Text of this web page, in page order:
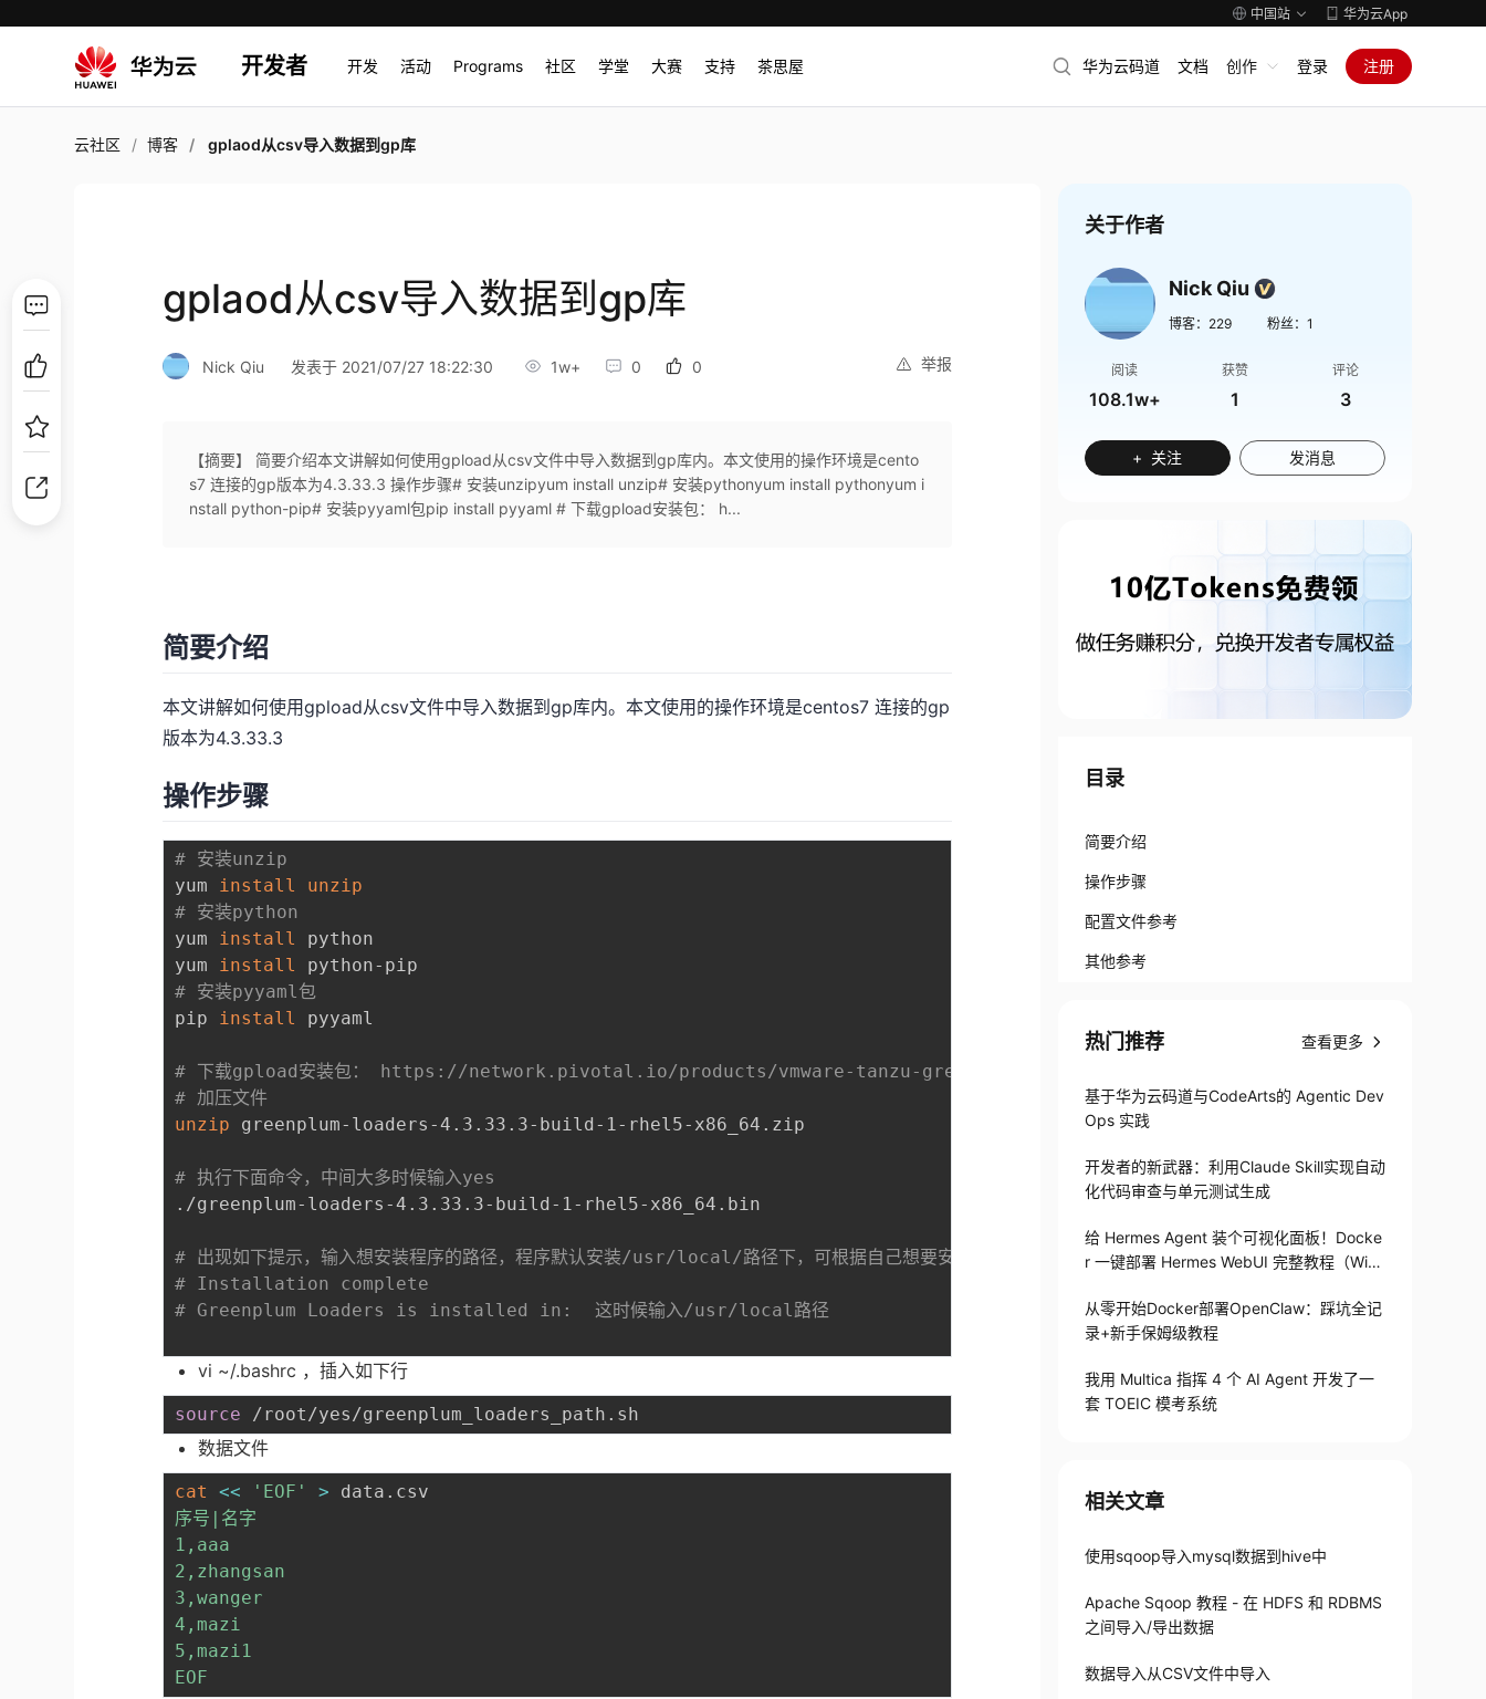
中国站 华为云App
开发者 开发 活动 Programs 社区 学堂 大赛 支持 茶思屋 华为云码道 文档 创作 登录 注册
云社区 博客 gplaod从csv导入数据到gp库
gplaod从csv导入数据到gp库
举报
Nick Qiu 发表于 2021/07/27 18:22:30 1w+ 0 0
【摘要】 简要介绍本文讲解如何使用gpload从csv文件中导入数据到gp库内。本文使用的操作环境是cento
s7 连接的gp版本为4.3.33.3 操作步骤# 安装unzipyum install unzip# 安装pythonyum install pythonyum i
nstall python-pip# 安装pyyaml包pip install pyyaml # 下载gpload安装包： h...
简要介绍
本文讲解如何使用gpload从csv文件中导入数据到gp库内。本文使用的操作环境是centos7 连接的gp
版本为4.3.33.3
操作步骤
# 安装unzip
yum install
unzip
# 安装python
yum install
python
yum install
# 安装pyyaml包
pip install pyyaml
# 下载gpload安装包： https://network.pivotal.io/products/vmware-tanzu-greenplum#/releases/455366 ,其中 centos 下载
# 加压文件
unzip greenplum-loaders-4.3.33.3-build-1-rhel5-x86_64.zip
# 执行下面命令，中间大多时候输入yes
./greenplum-loaders-4.3.33.3-build-1-rhel5-x86_64.bin
# 出现如下提示，输入想安装程序的路径，程序默认安装/usr/local/路径下，可根据自己想要安装的路径进行指定；
# Installation complete
# Greenplum Loaders is installed in:  这时候输入/usr/local路径
vi ~/.bashrc ，插入如下行
source
数据文件
cat << 'EOF' > data.csv
序号|名字
1,aaa
2,zhangsan
3,wanger
4,mazi
5,mazi1
EOF
关于作者
Nick Qiu
博客： 229 粉丝： 1
阅读
108.1w+
获赞
1
评论
3
+ 关注 发消息
目录
简要介绍
操作步骤
配置文件参考
其他参考
热门推荐 查看更多
基于华为云码道与CodeArts的 Agentic Dev
Ops 实践
开发者的新武器：利用Claude Skill实现自动
化代码审查与单元测试生成
给 Hermes Agent 装个可视化面板！Docke
r 一键部署 Hermes WebUI 完整教程（Win
从零开始Docker部署OpenClaw：踩坑全记
录+新手保姆级教程
我用 Multica 指挥 4 个 AI Agent 开发了一
套 TOEIC 模考系统
相关文章
使用sqoop导入mysql数据到hive中
Apache Sqoop 教程 - 在 HDFS 和 RDBMS
之间导入/导出数据
数据导入从CSV文件中导入